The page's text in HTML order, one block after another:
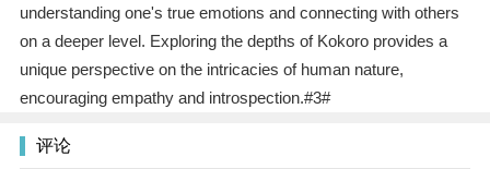
understanding one's true emotions and connecting with others
on a deeper level. Exploring the depths of Kokoro provides a
unique perspective on the intricacies of human nature,
encouraging empathy and introspection.#3#
评论